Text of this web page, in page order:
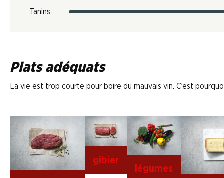
Tanins
Plats adéquats
La vie est trop courte pour boire du mauvais vin. C’est
gibier
légumes